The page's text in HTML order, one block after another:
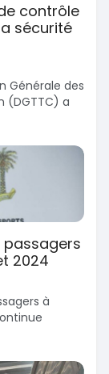
contrôle
sécurité
Générale des
(DGTTC) a
passagers
2024
à